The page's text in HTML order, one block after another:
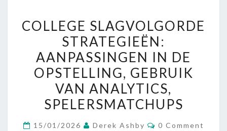
SLAGVOLGORDE
STRATEGIEËN:
AANPASSINGEN
IN
DE
OPSTELLING,
GEBRUIK
VAN
COLLEGE SLAGVOLGORDE
STRATEGIEËN:
AANPASSINGEN IN DE
OPSTELLING, GEBRUIK
VAN ANALYTICS,
SPELERSMATCHUPS
15/01/2026 Derek Ashby Comments
0 Comment